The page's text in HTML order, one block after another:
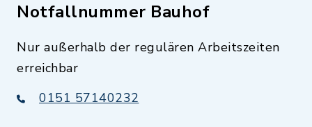
Notfallnummer Bauhof
Nur außerhalb der regulären Arbeitszeiten
erreichbar
0151 57140232